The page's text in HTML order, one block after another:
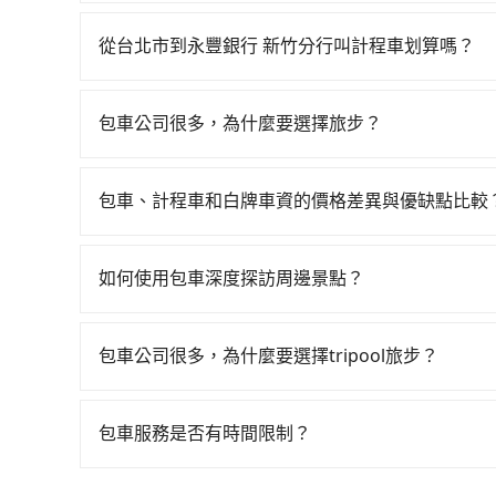
小黃後約花30分鐘、車費400元後，抵達永豐銀
額外浪費45分鐘在轉乘與等車上，現在還不馬上
提供甲地乙還的iRent應該適合你。註冊完iRent
iRent只提供最基本的車型，如Toyota Yaris、
時間但上一位用戶卻遲遲尚未歸還，又或者要還
從台北市到永豐銀行 新竹分行叫計程車划算嗎？
到車，也可考慮打電話至附近的計程車隊，如大
包車公司很多，為什麼要選擇旅步？
供更彈性的取消訂單規定，並致力於提供高品質
包車、計程車和白牌車資的價格差異與優缺點比較
地點上車較客製化。此外，司機還會提供各種旅
無法申訴退費。
如何使用包車深度探訪周邊景點？
節奏和時間進行遊覽。除了景點本身，還可以體
包車公司很多，為什麼要選擇tripool旅步？
途安全無憂，我們的司機都是專業且可靠的職業
包車服務是否有時間限制？